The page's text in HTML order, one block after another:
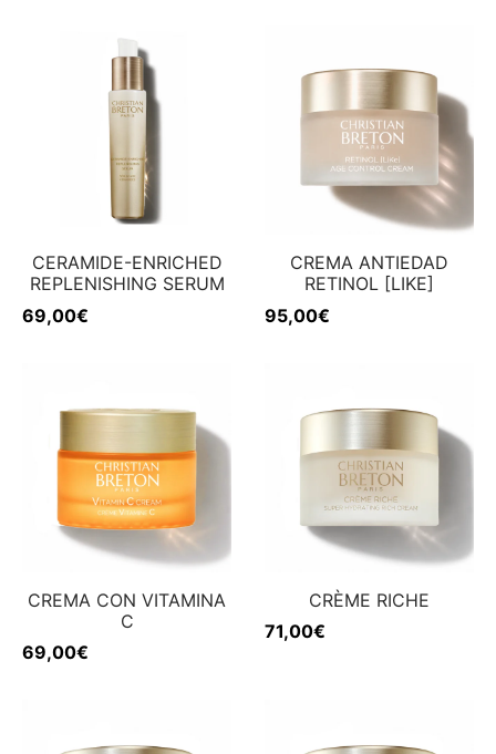
CERAMIDE-ENRICHED
REPLENISHING SERUM
69,00€
CREMA ANTIEDAD
RETINOL [LIKE]
95,00€
CREMA CON VITAMINA
C
69,00€
CRÈME RICHE
71,00€